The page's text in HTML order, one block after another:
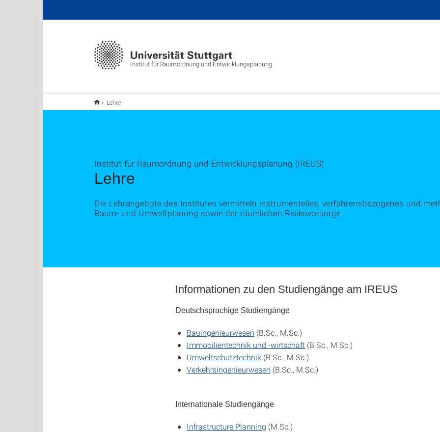
Institut für Raumordnung und Entwicklungsplanung
Lehre
Lehre
Institut für Raumordnung und Entwicklungsplanung (IREUS)
Die Lehrangebote des Institutes vermitteln instrumentelles, verfahrensbezogenes und
Raum- und Umweltplanung sowie der räumlichen Risikovorsorge.
Informationen zu den Studiengänge am IREUS
Deutschsprachige Studiengänge
Bauingenieurwesen (B.Sc., M.Sc.)
Immobilientechnik und -wirtschaft (B.Sc., M.Sc.)
Umweltschutztechnik (B.Sc., M.Sc.)
Verkehrsingenieurwesen (B.Sc., M.Sc.)
Internationale Studiengänge
Infrastructure Planning (M.Sc.)